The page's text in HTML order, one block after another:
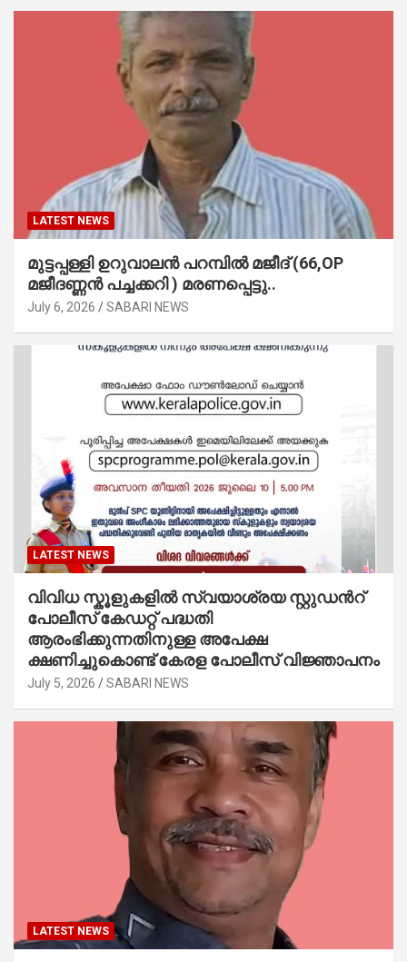
LATEST NEWS
മുട്ടപ്പള്ളി ഉറുവാലൻ പറമ്പിൽ മജീദ് (66,OP
മജീദണ്ണൻ പച്ചക്കറി ) മരണപ്പെട്ടു..
July 6, 2026 SABARI NEWS
LATEST NEWS
വിവിധ സ്കൂളുകളില്‍ സ്വയാശ്രയ സ്റ്റുഡന്‍റ്
പോലീസ് കേഡറ്റ് പദ്ധതി
ആരംഭിക്കുന്നതിനുള്ള അപേക്ഷ
ക്ഷണിച്ചുകൊണ്ട് കേരള പോലീസ് വിജ്ഞാപനം
July 5, 2026 SABARI NEWS
LATEST NEWS